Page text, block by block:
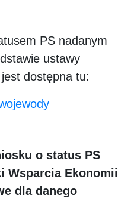
PS nadanym
ustawy
dostępna tu:
o status PS
Wsparcia Ekonomii
dla danego